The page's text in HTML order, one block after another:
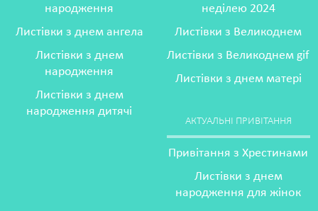
народження
Листівки з днем ангела
Листівки з днем
народження
Листівки з днем
народження дитячі
неділею 2024
Листівки з Великоднем
Листівки з Великоднем gif
Листівки з днем матері
АКТУАЛЬНІ ПРИВІТАННЯ
Привітання з Хрестинами
Листівки з днем
народження для жінок